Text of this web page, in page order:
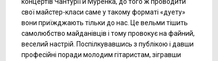
свої майстер-класи саме у такому форматі «дуету»
вони приїжджають тільки до нас. Це вельми тішить
самолюбство майданівців і тому провокує на файний,
веселий настрій. Поспілкувавшись з публікою і давши
професійні поради молодим гітаристам, зігравши